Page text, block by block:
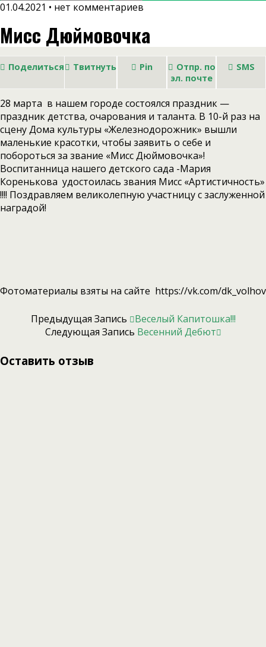
01.04.2021 • нет комментариев
Мисс Дюймовочка
Поделиться Твитнуть Pin
Отпр. по
эл. почте
SMS
28 марта в нашем городе состоялся праздник —
праздник детства, очарования и таланта. В 10-й раз на
сцену Дома культуры «Железнодорожник» вышли
маленькие красотки, чтобы заявить о себе и
побороться за звание «Мисс Дюймовочка»!
Воспитанница нашего детского сада -Мария
Коренькова удостоилась звания Мисс «Артистичность»
!!!! Поздравляем великолепную участницу с заслуженной
наградой!
Фотоматериалы взяты на сайте https://vk.com/dk_volhov
Предыдущая Запись
Веселый Капитошка!!!
Следующая Запись Весенний Дебют
Оставить отзыв